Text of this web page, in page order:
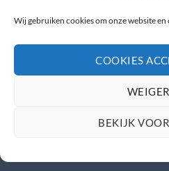
Wij gebruiken cookies om onze website
COOKIES
BEKIJK